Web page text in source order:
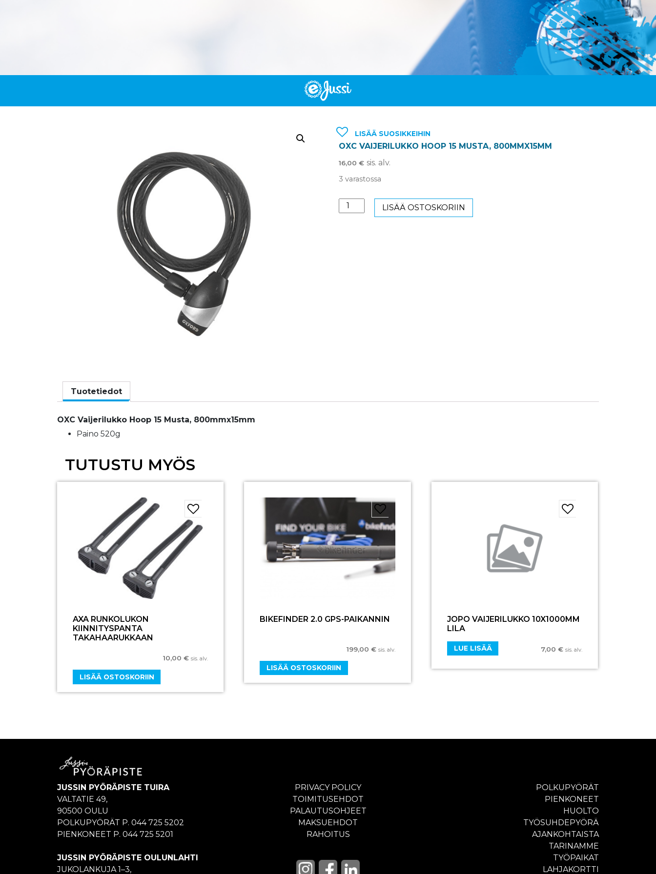
LISÄÄ SUOSIKKEIHIN
OXC VAIJERILUKKO HOOP 15 MUSTA, 800MMX15MM
16,00€ sis. alv.
3 varastossa
OXC
Vaijerilukko
LISÄÄ OSTOSKORIIN
Tuotetiedot
OXC Vaijerilukko Hoop 15 Musta, 800mmx15mm
Paino 520g
TUTUSTU MYÖS
AXA RUNKOLUKON
KIINNITYSPANTA
TAKAHAARUKKAAN
10,00€ sis. alv.
LISÄÄ OSTOSKORIIN
BIKEFINDER 2.0 GPS-PAIKANNIN
199,00 € sis. alv.
LISÄÄ OSTOSKORIIN
JOPO VAIJERILUKKO 10X1000MM
LILA
7,00€ sis. alv.
LUE LISÄÄ
JUSSIN PYÖRÄPISTE TUIRA
VALTATIE 49,
90500 OULU
POLKUPYÖRÄT P. 044 725 5202
PIENKONEET P. 044 725 5201
JUSSIN PYÖRÄPISTE OULUNLAHTI
JUKOLANKUJA 1–3,
PRIVACY POLICY
TOIMITUSEHDOT
PALAUTUSOHJEET
MAKSUEHDOT
RAHOITUS
POLKUPYÖRÄT
PIENKONEET
HUOLTO
TYÖSUHDEPYÖRÄ
AJANKOHTAISTA
TARINAMME
TYÖPAIKAT
LAHJAKORTTI